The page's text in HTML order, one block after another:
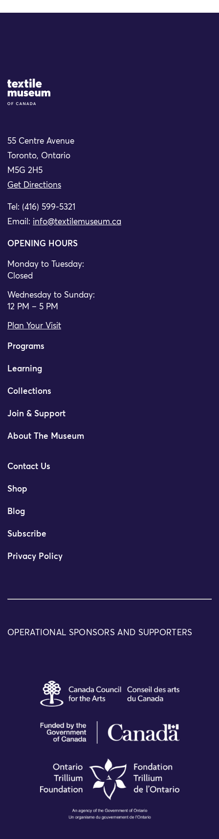
Site Logo
55 Centre Avenue
Toronto, Ontario
M5G 2H5
Get Directions
Tel: (416) 599-5321
Email: info@textilemuseum.ca
OPENING HOURS
Monday to Tuesday:
Closed
Wednesday to Sunday:
12 PM – 5 PM
Plan Your Visit
Programs
Learning
Collections
Join & Support
About The Museum
Contact Us
Shop
Blog
Subscribe
Privacy Policy
OPERATIONAL SPONSORS AND SUPPORTERS